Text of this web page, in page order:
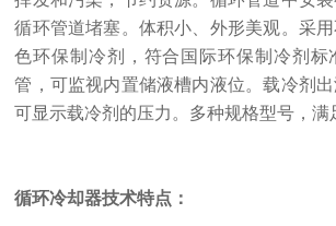
循环管道堵塞。体积小、外形美观。采
色环保制冷剂，符合国际环保制冷剂标
管，可监视内置储液槽内液位。载冷剂出
可显示载冷剂的压力。多种规格型号，满
循环冷却器技术特点 ：